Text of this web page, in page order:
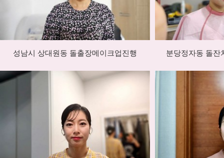
성남시 상대원동 돌출장메이크업진행 분당정자동 돌잔